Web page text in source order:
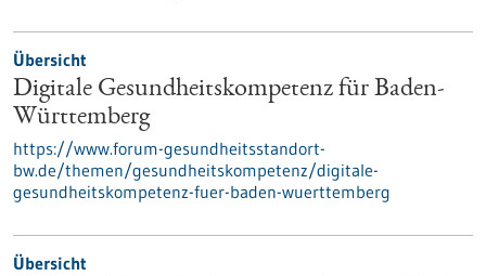
Übersicht
Digitale Gesundheitskompetenz für Baden-
Württemberg
https://www.forum-gesundheitsstandort-
bw.de/themen/gesundheitskompetenz/digitale-
gesundheitskompetenz-fuer-baden-wuerttemberg
Übersicht